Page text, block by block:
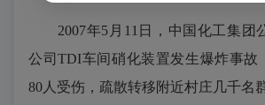
2007年5月11日，中国化工集团
公司TDI车间硝化装置发生爆炸事故
80人受伤，疏散转移附近村庄几千名